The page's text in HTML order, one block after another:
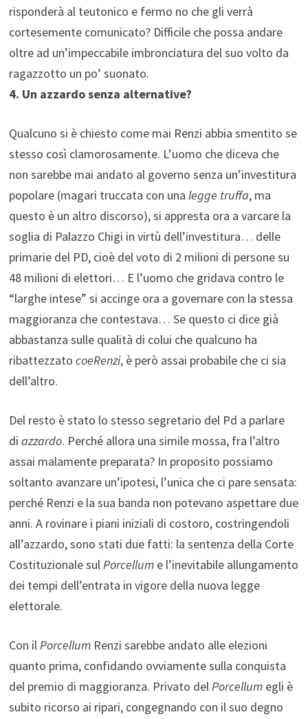
risponderà al teutonico e fermo no che gli verrà
cortesemente comunicato? Difficile che possa andare
oltre ad un’impeccabile imbronciatura del suo volto da
ragazzotto un po’ suonato.
4. Un azzardo senza alternative?
Qualcuno si è chiesto come mai Renzi abbia smentito se
stesso così clamorosamente. L’uomo che diceva che
non sarebbe mai andato al governo senza un’investitura
popolare (magari truccata con una legge truffa, ma
questo è un altro discorso), si appresta ora a varcare la
soglia di Palazzo Chigi in virtù dell’investitura… delle
primarie del PD, cioè del voto di 2 milioni di persone su
48 milioni di elettori… E l’uomo che gridava contro le
“larghe intese” si accinge ora a governare con la stessa
maggioranza che contestava… Se questo ci dice già
abbastanza sulle qualità di colui che qualcuno ha
ribattezzato coeRenzi, è però assai probabile che ci sia
dell’altro.
Del resto è stato lo stesso segretario del Pd a parlare
di azzardo. Perché allora una simile mossa, fra l’altro
assai malamente preparata? In proposito possiamo
soltanto avanzare un’ipotesi, l’unica che ci pare sensata:
perché Renzi e la sua banda non potevano aspettare due
anni. A rovinare i piani iniziali di costoro, costringendoli
all’azzardo, sono stati due fatti: la sentenza della Corte
Costituzionale sulPorcellume l’inevitabile allungamento
dei tempi dell’entrata in vigore della nuova legge
elettorale.
Con ilPorcellumRenzi sarebbe andato alle elezioni
quanto prima, confidando ovviamente sulla conquista
del premio di maggioranza. Privato delPorcellumegli è
subito ricorso ai ripari, congegnando con il suo degno